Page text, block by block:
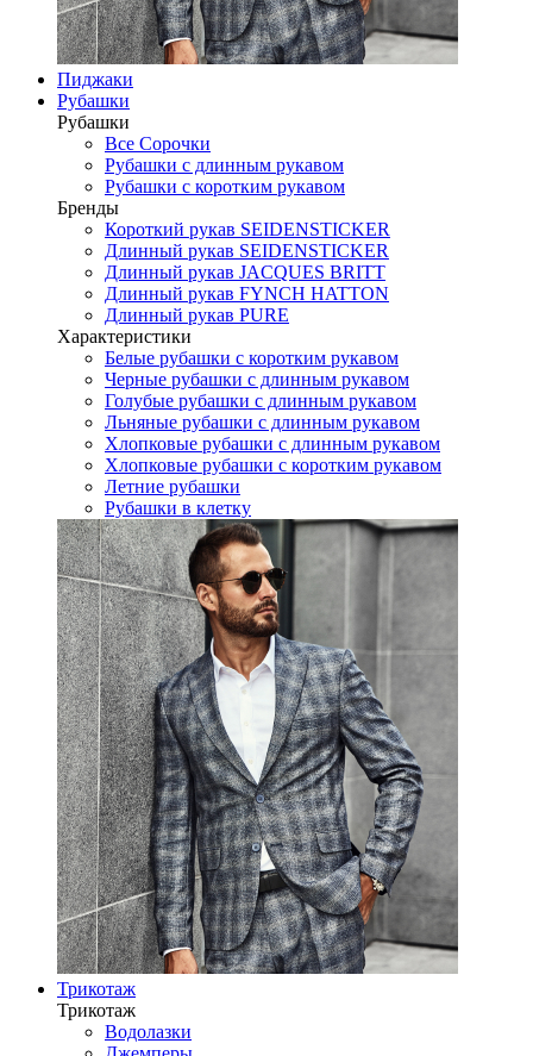
Пиджаки
Рубашки
Рубашки
Все Сорочки
Рубашки с длинным рукавом
Рубашки с коротким рукавом
Бренды
Короткий рукав SEIDENSTICKER
Длинный рукав SEIDENSTICKER
Длинный рукав JAСQUES BRITT
Длинный рукав FYNCH HATTON
Длинный рукав PURE
Характеристики
Белые рубашки с коротким рукавом
Черные рубашки с длинным рукавом
Голубые рубашки с длинным рукавом
Льняные рубашки с длинным рукавом
Хлопковые рубашки с длинным рукавом
Хлопковые рубашки с коротким рукавом
Летние рубашки
Рубашки в клетку
Трикотаж
Трикотаж
Водолазки